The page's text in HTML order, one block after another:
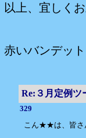
以上、宜しく
赤いバンデット
Re:３月定例ツ
329
こん★★は、皆さ